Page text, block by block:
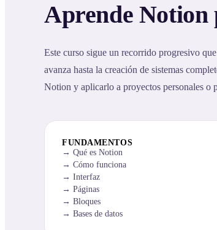
Aprende Notion
Este curso sigue un recorrido progresivo
avanza hasta la creación de sistemas
Notion y aplicarlo a proyectos personales o
FUNDAMENTOS
Qué es Notion
Cómo funciona
Interfaz
Páginas
Bloques
Bases de datos